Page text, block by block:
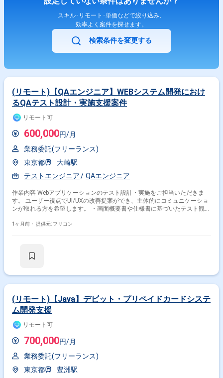
スキル･リモート･単価などで絞り込み、
効率よく案件を探せます。
検索条件を変更する
(リモート)【QAエンジニア】WEBシステム開発におけ
るQAテスト設計・実施支援案件
リモート可
600,000円/月
業務委託(フリーランス)
東京都
大崎駅
テストエンジニア
QAエンジニア
作業内容 Webアプリケーションのテスト設計・実施をご担当いただきま
す。 ユーザー視点でUI/UXの改善提案ができ、主体的にコミュニケーショ
ンが取れる方を希望します。 ・画面概要書や仕様書に基づいたテスト観点
ト自動化の推進
1ヶ月前・ 提供元: フリコン
(リモート)【Java】デビット・プリペイドカードシステ
ム開発支援
リモート可
700,000円/月
業務委託(フリーランス)
東京都
豊洲駅